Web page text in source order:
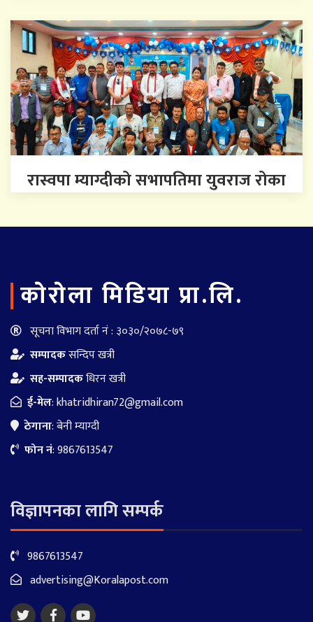
रास्वपा म्याग्दीको सभापतिमा युवराज रोका
काेराेला मिडिया प्रा.लि.
सूचना विभाग दर्ता नं : ३०३०/२०७८-७९
सम्पादकसन्दिप खत्री
सह-सम्पादकधिरन खत्री
ई-मेल:khatridhiran72@gmail.com
ठेगाना: बेनी म्याग्दी
फोन नं: 9867613547
विज्ञापनका लागि सम्पर्क
9867613547
advertising@Koralapost.com